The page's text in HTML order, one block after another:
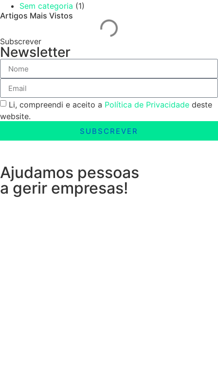
Sem categoria (1)
Artigos Mais Vistos
Subscrever
Newsletter
Li, compreendi e aceito a Política de Privacidade deste
website.
SUBSCREVER
Ajudamos pessoas
a gerir empresas!